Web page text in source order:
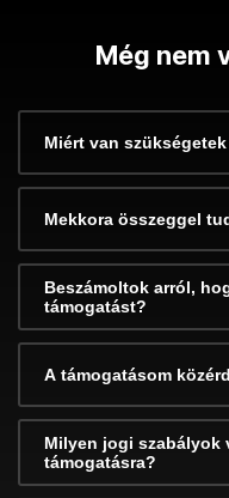
Még nem
Miért van
Mekkora összeggel
Beszámoltok arról,
támogatást?
A támogatásom
Milyen jogi szabályok
támogatásra?